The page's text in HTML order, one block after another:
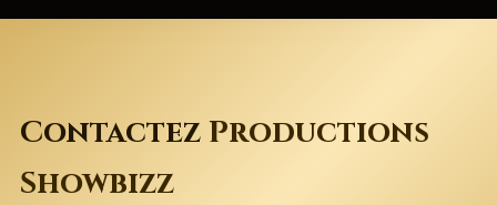
Contactez Productions
Showbizz